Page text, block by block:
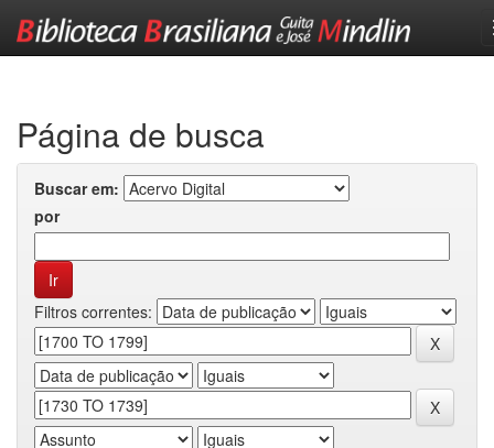
Página de busca
Buscar em:
por
Filtros correntes: